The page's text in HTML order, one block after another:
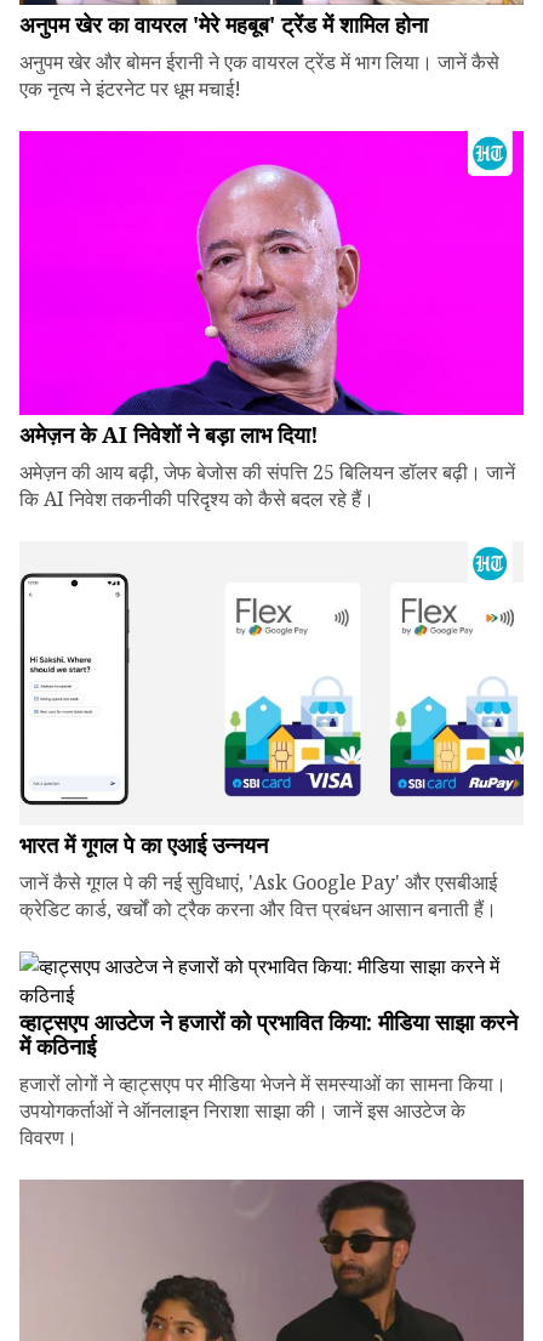
अनुपम खेर का वायरल 'मेरे महबूब' ट्रेंड में शामिल होना
अनुपम खेर और बोमन ईरानी ने एक वायरल ट्रेंड में भाग लिया। जानें कैसे
एक नृत्य ने इंटरनेट पर धूम मचाई!
अमेज़न के AI निवेशों ने बड़ा लाभ दिया!
अमेज़न की आय बढ़ी, जेफ बेजोस की संपत्ति 25 बिलियन डॉलर बढ़ी। जानें
कि AI निवेश तकनीकी परिदृश्य को कैसे बदल रहे हैं।
भारत में गूगल पे का एआई उन्नयन
जानें कैसे गूगल पे की नई सुविधाएं, 'Ask Google Pay' और एसबीआई
क्रेडिट कार्ड, खर्चों को ट्रैक करना और वित्त प्रबंधन आसान बनाती हैं।
व्हाट्सएप आउटेज ने हजारों को प्रभावित किया: मीडिया साझा करने
में कठिनाई
हजारों लोगों ने व्हाट्सएप पर मीडिया भेजने में समस्याओं का सामना किया।
उपयोगकर्ताओं ने ऑनलाइन निराशा साझा की। जानें इस आउटेज के
विवरण।